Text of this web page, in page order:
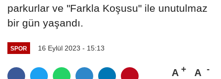
parkurlar ve "Farkla Koşusu" ile unutulmaz
bir gün yaşandı.
SPOR 16 Eylül 2023 - 15:13
A A